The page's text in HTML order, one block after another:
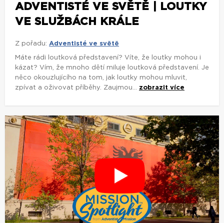
ADVENTISTÉ VE SVĚTĚ | LOUTKY
VE SLUŽBÁCH KRÁLE
Z pořadu: Adventisté ve světě
Máte rádi loutková představení? Víte, že loutky mohou i
kázat? Vím, že mnoho dětí miluje loutková představení. Je
něco okouzlujícího na tom, jak loutky mohou mluvit,
zpívat a oživovat příběhy. Zaujmou... zobrazit více